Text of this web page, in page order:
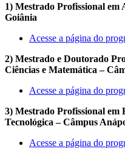
1) Mestrado Profissional em
Goiânia
Acesse a página do
2) Mestrado e Doutorado
Ciências e Matemática –
Acesse a página do
3) Mestrado Profissional em
Tecnológica – Câmpus
Acesse a página do